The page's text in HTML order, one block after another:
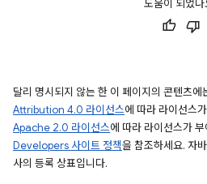
도움이 되었나
달리 명시되지 않는 한 이 페이지의 콘텐츠에
Attribution 4.0 라이선스에 따라 라이선스
Apache 2.0 라이선스에 따라 라이선스가
Developers 사이트 정책을 참조하세요. 자
사의 등록 상표입니다.